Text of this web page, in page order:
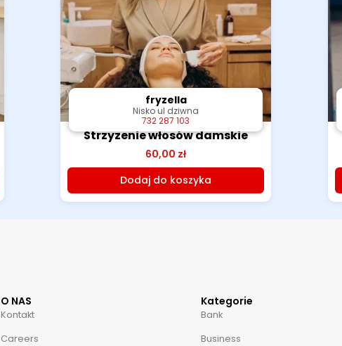
fryzella
Nisko ul dziwna
732 287 103
fryzella
Nisko ul dziwna
732 287 103
Strzyzenie włosów damskie
60,00 zł
Dodaj do koszyka
O NAS
Kontakt
Careers
Kategorie
Bank
Business